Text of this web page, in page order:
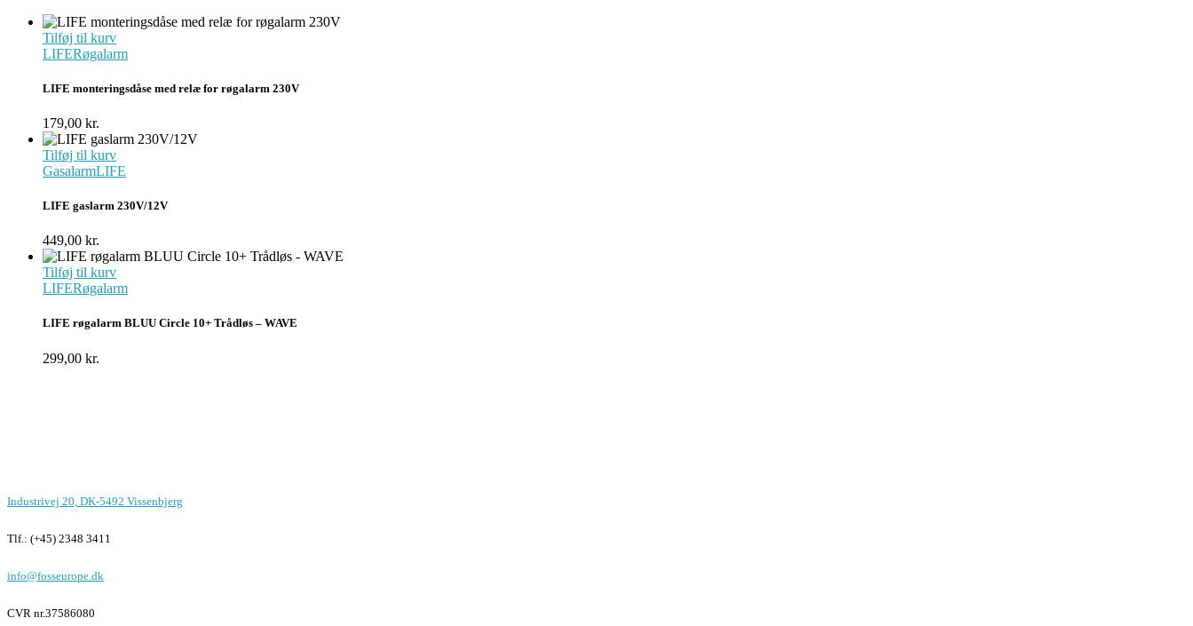
Tilføj til kurv
LIFERøgalarm
LIFE monteringsdåse med relæ for røgalarm 230V
179,00 kr.
Tilføj til kurv
GasalarmLIFE
LIFE gaslarm 230V/12V
449,00 kr.
Tilføj til kurv
LIFERøgalarm
LIFE røgalarm BLUU Circle 10+ Trådløs – WAVE
299,00 kr.
Industrivej 20, DK-5492 Vissenbjerg
Tlf.: (+45) 2348 3411
info@fosseurope.dk
CVR nr.37586080